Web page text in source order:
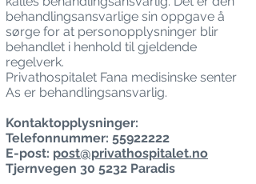
behandlingsansvarlige sin oppgave å
sørge for at personopplysninger blir
behandlet i henhold til gjeldende
regelverk.
Privathospitalet Fana medisinske senter
As er behandlingsansvarlig.
Kontaktopplysninger:
Telefonnummer: 55922222
E-post: post@privathospitalet.no
Tjernvegen 30 5232 Paradis